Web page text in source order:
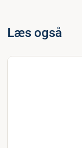
Læs også